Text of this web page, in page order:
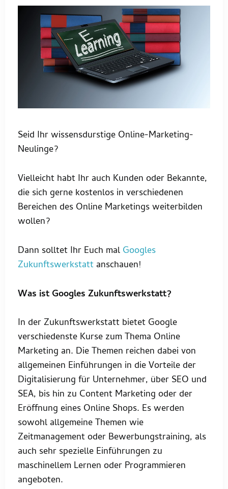
Seid Ihr wissensdurstige Online-Marketing-
Neulinge?
Vielleicht habt Ihr auch Kunden oder Bekannte,
die sich gerne kostenlos in verschiedenen
Bereichen des Online Marketings weiterbilden
wollen?
Dann solltet Ihr Euch mal Googles
Zukunftswerkstatt anschauen!
Was ist Googles Zukunftswerkstatt?
In der Zukunftswerkstatt bietet Google
verschiedenste Kurse zum Thema Online
Marketing an. Die Themen reichen dabei von
allgemeinen Einführungen in die Vorteile der
Digitalisierung für Unternehmer, über SEO und
SEA, bis hin zu Content Marketing oder der
Eröffnung eines Online Shops. Es werden
sowohl allgemeine Themen wie
Zeitmanagement oder Bewerbungstraining, als
auch sehr spezielle Einführungen zu
maschinellem Lernen oder Programmieren
angeboten.